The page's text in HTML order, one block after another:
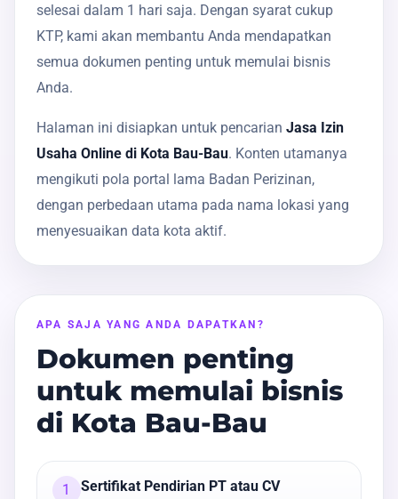
selesai dalam 1 hari saja. Dengan syarat cukup
KTP, kami akan membantu Anda mendapatkan
semua dokumen penting untuk memulai bisnis
Anda.
Halaman ini disiapkan untuk pencarian Jasa Izin
Usaha Online di Kota Bau-Bau. Konten utamanya
mengikuti pola portal lama Badan Perizinan,
dengan perbedaan utama pada nama lokasi yang
menyesuaikan data kota aktif.
APA SAJA YANG ANDA DAPATKAN?
Dokumen penting
untuk memulai bisnis
di Kota Bau-Bau
1 Sertifikat Pendirian PT atau CV